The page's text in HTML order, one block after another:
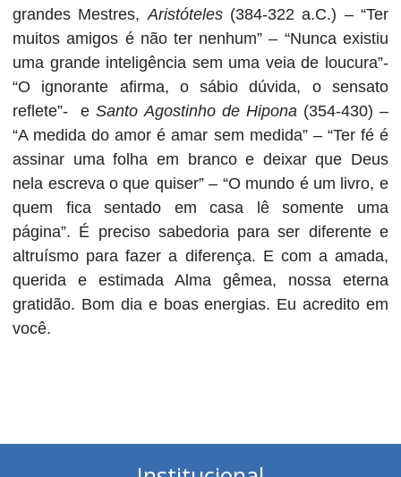
grandes Mestres,Aristóteles(384-322 a.C.) – “Ter
muitos amigos é não ter nenhum” – “Nunca existiu
uma grande inteligência sem uma veia de loucura”-
“O ignorante afirma, o sábio dúvida, o sensato
reflete”- eSanto Agostinho de Hipona (354-430) –
“A medida do amor é amar sem medida” – “Ter fé é
assinar uma folha em branco e deixar que Deus
nela escreva o que quiser” – “O mundo é um livro, e
quem fica sentado em casa lê somente uma
página”. É preciso sabedoria para ser diferente e
altruísmo para fazer a diferença. E com a amada,
querida e estimada Alma gêmea, nossa eterna
gratidão. Bom dia e boas energias. Eu acredito em
você.